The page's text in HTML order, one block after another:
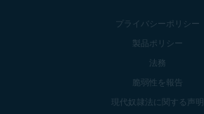
プライバシーポリシー
製品ポリシー
法務
脆弱性を報告
現代奴隷法に関する声明